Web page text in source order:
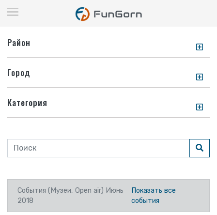
Район
Город
Категория
События (Музеи, Open air) Июнь
2018
Показать все
события